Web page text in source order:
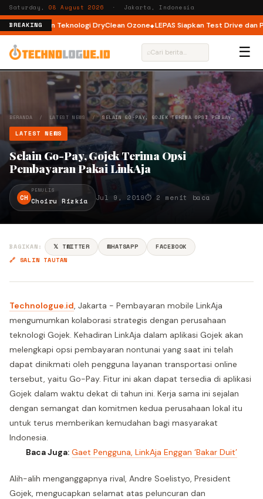
Saturday,08 August 2026 · Jakarta, Indonesia
BREAKING
dengan Teknologi DryClean Ozone LEPAS Siapkan Test Drive dan
⌕ ☰
BERANDA / LATEST NEWS / SELAIN GO-PAY, GOJEK TERIMA OPSI PEMBAY…
LATEST NEWS
Selain Go-Pay, Gojek Terima Opsi
Pembayaran Pakai LinkAja
CH
PENULIS
Choiru Rizkia Jul 9, 2019⏱ 2 menit baca
BAGIKAN: 𝕏 TWITTER WHATSAPP
FACEBOOK
🔗 SALIN TAUTAN
Technologue.id, Jakarta - Pembayaran mobile LinkAja
mengumumkan kolaborasi strategis dengan perusahaan
teknologi Gojek. Kehadiran LinkAja dalam aplikasi Gojek akan
melengkapi opsi pembayaran nontunai yang saat ini telah
dapat dinikmati oleh pengguna layanan transportasi online
tersebut, yaitu Go-Pay. Fitur ini akan dapat tersedia di aplikasi
Gojek dalam waktu dekat di tahun ini. Kerja sama ini sejalan
dengan semangat dan komitmen kedua perusahaan lokal itu
untuk terus memberikan kemudahan bagi masyarakat
Indonesia.
Baca Juga: Gaet Pengguna, LinkAja Enggan ‘Bakar Duit’
Alih-alih menganggapnya rival, Andre Soelistyo, President
Gojek, mengucapkan selamat atas peluncuran dan